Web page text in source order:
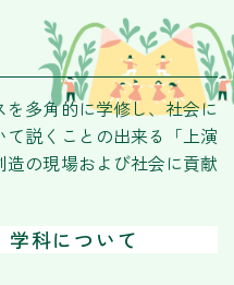
を多角的に学修し、社会に
説くことの出来る「上演
の現場および社会に貢献
学科について